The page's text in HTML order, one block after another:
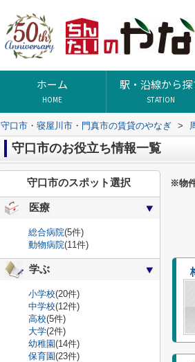
ホーム
HOME
駅・沿線から探
STATION
守口市・寝屋川市・門真市の賃貸のやなぎ >
守口市のお役立ち情報一覧
※物
守口市のスポット選択
医療
総合病院(5件)
動物病院(11件)
学ぶ
小学校(20件)
中学校(12件)
高校(5件)
大学(2件)
幼稚園(14件)
保育園(23件)